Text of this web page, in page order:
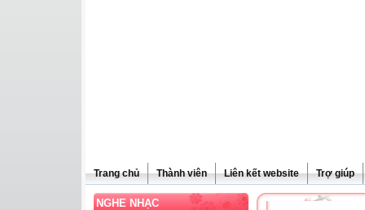
Trang chủ Thành viên Liên kết website Trợ giúp
NGHE NHẠC